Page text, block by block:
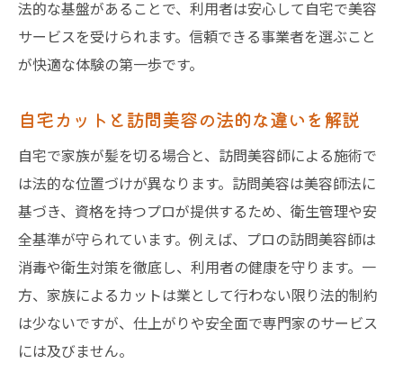
法的な基盤があることで、利用者は安心して自宅で美容
サービスを受けられます。信頼できる事業者を選ぶこと
が快適な体験の第一歩です。
自宅カットと訪問美容の法的な違いを解説
自宅で家族が髪を切る場合と、訪問美容師による施術で
は法的な位置づけが異なります。訪問美容は美容師法に
基づき、資格を持つプロが提供するため、衛生管理や安
全基準が守られています。例えば、プロの訪問美容師は
消毒や衛生対策を徹底し、利用者の健康を守ります。一
方、家族によるカットは業として行わない限り法的制約
は少ないですが、仕上がりや安全面で専門家のサービス
には及びません。